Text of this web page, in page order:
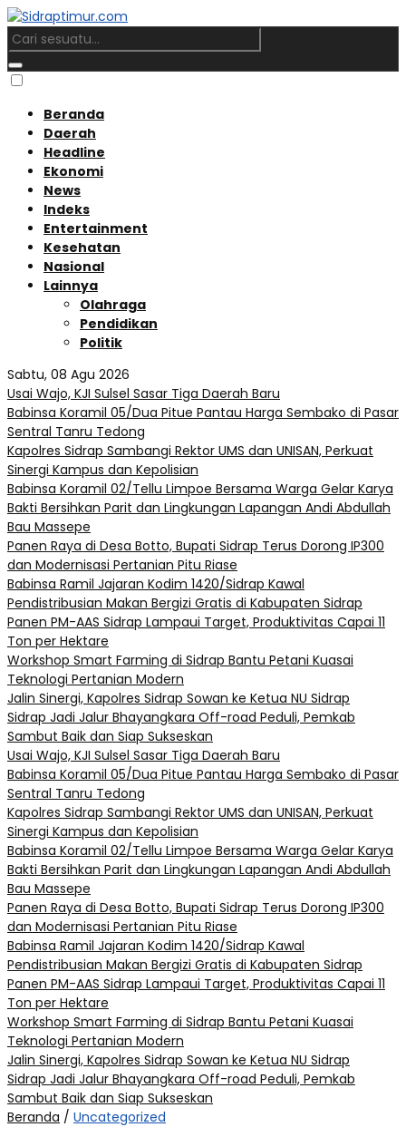
Beranda
Daerah
Headline
Ekonomi
News
Indeks
Entertainment
Kesehatan
Nasional
Lainnya
Olahraga
Pendidikan
Politik
Sabtu, 08 Agu 2026
Usai Wajo, KJI Sulsel Sasar Tiga Daerah Baru
Babinsa Koramil 05/Dua Pitue Pantau Harga Sembako di Pasar
Sentral Tanru Tedong
Kapolres Sidrap Sambangi Rektor UMS dan UNISAN, Perkuat
Sinergi Kampus dan Kepolisian
Babinsa Koramil 02/Tellu Limpoe Bersama Warga Gelar Karya
Bakti Bersihkan Parit dan Lingkungan Lapangan Andi Abdullah
Bau Massepe
Panen Raya di Desa Botto, Bupati Sidrap Terus Dorong IP300
dan Modernisasi Pertanian Pitu Riase
Babinsa Ramil Jajaran Kodim 1420/Sidrap Kawal
Pendistribusian Makan Bergizi Gratis di Kabupaten Sidrap
Panen PM-AAS Sidrap Lampaui Target, Produktivitas Capai 11
Ton per Hektare
Workshop Smart Farming di Sidrap Bantu Petani Kuasai
Teknologi Pertanian Modern
Jalin Sinergi, Kapolres Sidrap Sowan ke Ketua NU Sidrap
Sidrap Jadi Jalur Bhayangkara Off-road Peduli, Pemkab
Sambut Baik dan Siap Sukseskan
Usai Wajo, KJI Sulsel Sasar Tiga Daerah Baru
Babinsa Koramil 05/Dua Pitue Pantau Harga Sembako di Pasar
Sentral Tanru Tedong
Kapolres Sidrap Sambangi Rektor UMS dan UNISAN, Perkuat
Sinergi Kampus dan Kepolisian
Babinsa Koramil 02/Tellu Limpoe Bersama Warga Gelar Karya
Bakti Bersihkan Parit dan Lingkungan Lapangan Andi Abdullah
Bau Massepe
Panen Raya di Desa Botto, Bupati Sidrap Terus Dorong IP300
dan Modernisasi Pertanian Pitu Riase
Babinsa Ramil Jajaran Kodim 1420/Sidrap Kawal
Pendistribusian Makan Bergizi Gratis di Kabupaten Sidrap
Panen PM-AAS Sidrap Lampaui Target, Produktivitas Capai 11
Ton per Hektare
Workshop Smart Farming di Sidrap Bantu Petani Kuasai
Teknologi Pertanian Modern
Jalin Sinergi, Kapolres Sidrap Sowan ke Ketua NU Sidrap
Sidrap Jadi Jalur Bhayangkara Off-road Peduli, Pemkab
Sambut Baik dan Siap Sukseskan
Beranda / Uncategorized